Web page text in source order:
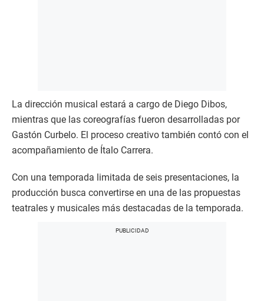
La dirección musical estará a cargo de Diego Dibos,
mientras que las coreografías fueron desarrolladas por
Gastón Curbelo. El proceso creativo también contó con el
acompañamiento de Ítalo Carrera.
Con una temporada limitada de seis presentaciones, la
producción busca convertirse en una de las propuestas
teatrales y musicales más destacadas de la temporada.